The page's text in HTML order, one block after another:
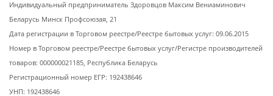
Индивидуальный предприниматель Здоровцов Максим Вениаминович
Беларусь Минск Профсоюзая, 21
Дата регистрации в Торговом реестре/Реестре бытовых услуг: 09.06.2015
Номер в Торговом реестре/Реестре бытовых услуг/Регистре производителей
товаров: 000000021185, Республика Беларусь
Регистрационный номер ЕГР: 192438646
УНП: 192438646